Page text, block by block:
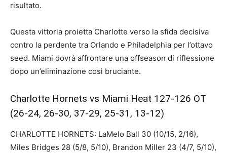
risultato.
Questa vittoria proietta Charlotte verso la sfida decisiva
contro la perdente tra Orlando e Philadelphia per l’ottavo
seed. Miami dovrà affrontare una offseason di riflessione
dopo un’eliminazione così bruciante.
Charlotte Hornets vs Miami Heat 127-126 OT
(26-24, 26-30, 37-29, 25-31, 13-12)
CHARLOTTE HORNETS: LaMelo Ball 30 (10/15, 2/16),
Miles Bridges 28 (5/8, 5/10), Brandon Miller 23 (4/7, 5/10),